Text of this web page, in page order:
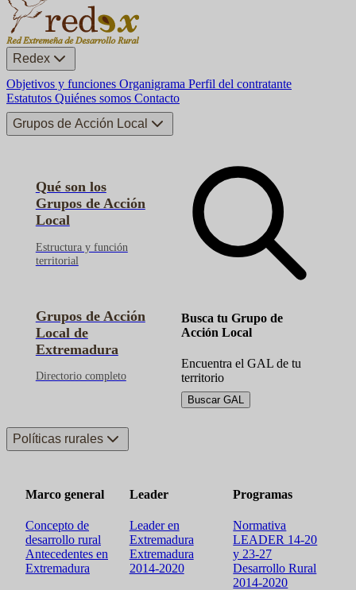
Redex
Objetivos y funciones Organigrama Perfil del contratante
Estatutos Quiénes somos Contacto
Grupos de Acción Local
Qué son los
Grupos de Acción
Local
Estructura y función
territorial
Grupos de Acción
Local de
Extremadura
Directorio completo
Busca tu Grupo de
Acción Local
Encuentra el GAL de tu
territorio
Buscar GAL
Políticas rurales
Marco general
Concepto de
desarrollo rural
Antecedentes en
Extremadura
Leader
Leader en
Extremadura
Extremadura
2014-2020
Programas
Normativa
LEADER 14-20
y 23-27
Desarrollo Rural
2014-2020